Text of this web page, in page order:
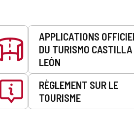
APPLICATIONS
DU TURISMO CASTILLA
LEÓN
RÈGLEMENT SUR LE
TOURISME